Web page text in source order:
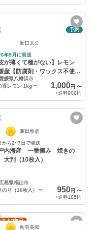
予約
新口太公
年9月に発送
が薄くて種がない】レモン
産【防腐剤・ワックス不使
国産レモン
媛県八幡浜市
香レモン 1kg 〜 1,000円 〜
+送料900円
兼田雅彦
から2~7日で発送
内海産 一番摘み 焼きの
判（10枚入）
広島県福山市
のり（10枚入）
〜 950円 〜
+送料185円
了まで5日
鳥羽美和